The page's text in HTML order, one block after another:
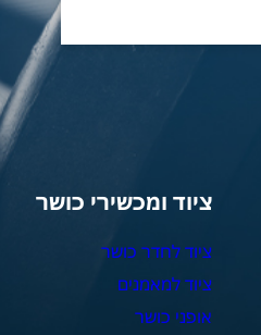
ציוד ומכשירי כושר
ציוד לחדר כושר
ציוד למאמנים
אופני כושר